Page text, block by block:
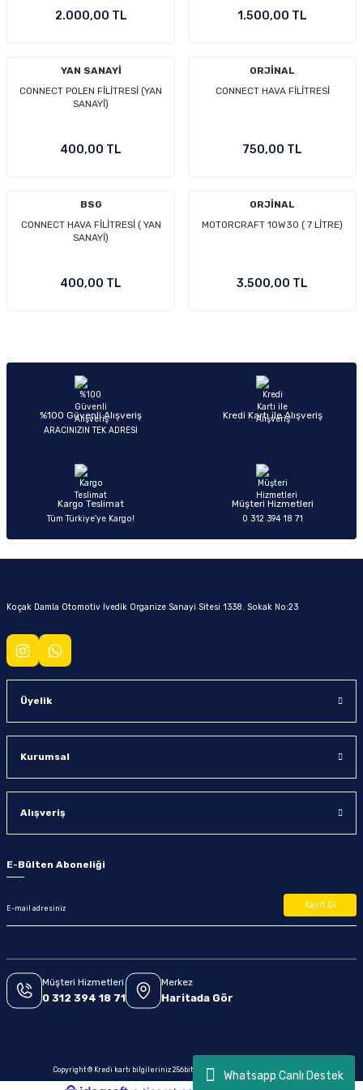
Whatsapp Canlı Destek
Ön/Arka Takımlar
2.000,00 TL 1.500,00 TL
YAN SANAYİ
CONNECT POLEN FİLİTRESİ (YAN
SANAYİ)
400,00 TL
ORJİNAL
CONNECT HAVA FİLİTRESİ
750,00 TL
BSG
CONNECT HAVA FİLİTRESİ ( YAN
SANAYİ)
400,00 TL
ORJİNAL
MOTORCRAFT 10W30 ( 7 LİTRE)
3.500,00 TL
%100 Güvenli Alışveriş
ARACINIZIN TEK ADRESİ
Kredi Kartı ile Alışveriş
Kargo Teslimat
Tüm Türkiye’ye Kargo!
Müşteri Hizmetleri
0 312 394 18 71
Koçak Damla Otomotiv İvedik Organize Sanayi Sitesi 1338. Sokak No:23
Üyelik
Kurumsal
Alışveriş
E-Bülten Aboneliği
Kayıt Ol
Müşteri Hizmetleri
0 312 394 18 71
Merkez
Haritada Gör
Copyright © Kredi kartı bilgileriniz 256bit SSL sertifikası ile korunmaktadır.